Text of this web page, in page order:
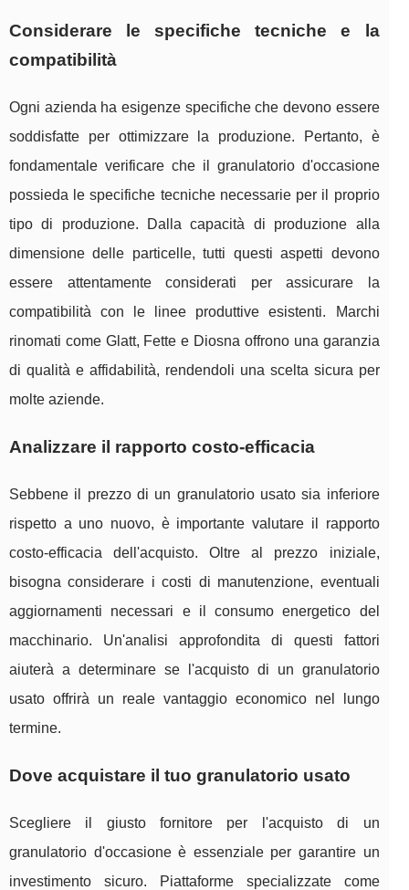
Considerare le specifiche tecniche e la
compatibilità
Ogni azienda ha esigenze specifiche che devono essere
soddisfatte per ottimizzare la produzione. Pertanto, è
fondamentale verificare che il granulatorio d'occasione
possieda le specifiche tecniche necessarie per il proprio
tipo di produzione. Dalla capacità di produzione alla
dimensione delle particelle, tutti questi aspetti devono
essere attentamente considerati per assicurare la
compatibilità con le linee produttive esistenti. Marchi
rinomati come Glatt, Fette e Diosna offrono una garanzia
di qualità e affidabilità, rendendoli una scelta sicura per
molte aziende.
Analizzare il rapporto costo-efficacia
Sebbene il prezzo di un granulatorio usato sia inferiore
rispetto a uno nuovo, è importante valutare il rapporto
costo-efficacia dell'acquisto. Oltre al prezzo iniziale,
bisogna considerare i costi di manutenzione, eventuali
aggiornamenti necessari e il consumo energetico del
macchinario. Un'analisi approfondita di questi fattori
aiuterà a determinare se l'acquisto di un granulatorio
usato offrirà un reale vantaggio economico nel lungo
termine.
Dove acquistare il tuo granulatorio usato
Scegliere il giusto fornitore per l'acquisto di un
granulatorio d'occasione è essenziale per garantire un
investimento sicuro. Piattaforme specializzate come